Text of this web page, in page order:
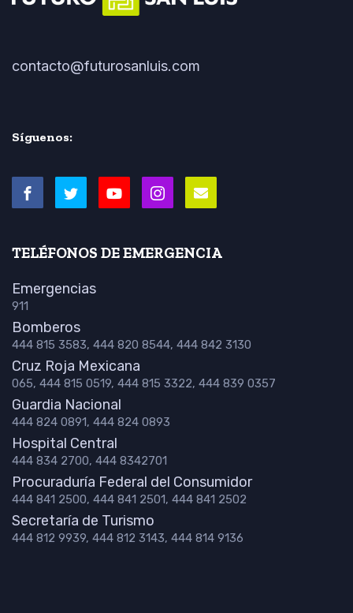
contacto@futurosanluis.com
Síguenos:
TELÉFONOS DE EMERGENCIA
Emergencias
911
Bomberos
444 815 3583, 444 820 8544, 444 842 3130
Cruz Roja Mexicana
065, 444 815 0519, 444 815 3322, 444 839 0357
Guardia Nacional
444 824 0891, 444 824 0893
Hospital Central
444 834 2700, 444 8342701
Procuraduría Federal del Consumidor
444 841 2500, 444 841 2501, 444 841 2502
Secretaría de Turismo
444 812 9939, 444 812 3143, 444 814 9136